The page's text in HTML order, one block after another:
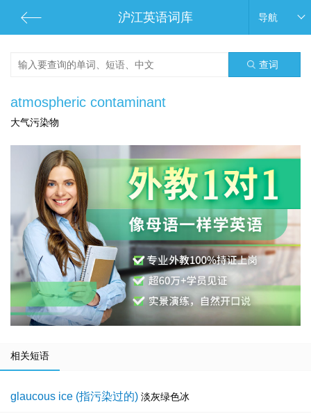
沪江英语词库 导航
查词
atmospheric contaminant
大气污染物
相关短语
glaucous ice (指污染过的) 淡灰绿色冰